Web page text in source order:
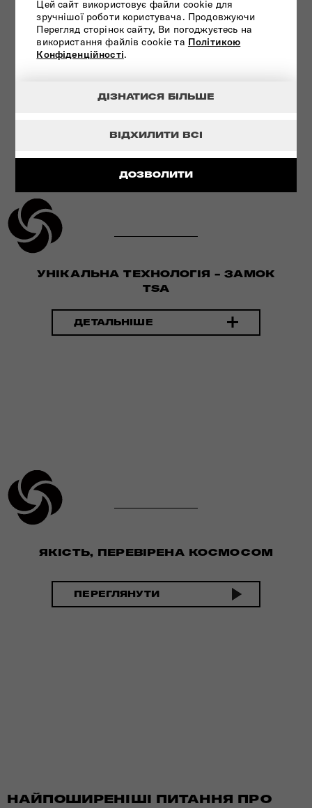
Цей сайт використовує файли cookie для
зручнішої роботи користувача. Продовжуючи
Перегляд сторінок сайту, Ви погоджуєтесь на
використання файлів cookie та Політикою
Конфіденційності.
ДОЗВОЛИТИ
ВІДХИЛИТИ ВСІ
ДІЗНАТИСЯ БІЛЬШЕ
ІННОВАЦІЙНА ТЕХНОЛОГІЯ
ПЕРЕГЛЯНУТИ
УНІКАЛЬНА ТЕХНОЛОГІЯ - ЗАМОК
TSA
ДЕТАЛЬНІШЕ
ЯКІСТЬ, ПЕРЕВІРЕНА КОСМОСОМ
ПЕРЕГЛЯНУТИ
НАЙПОШИРЕНІШІ ПИТАННЯ ПРО